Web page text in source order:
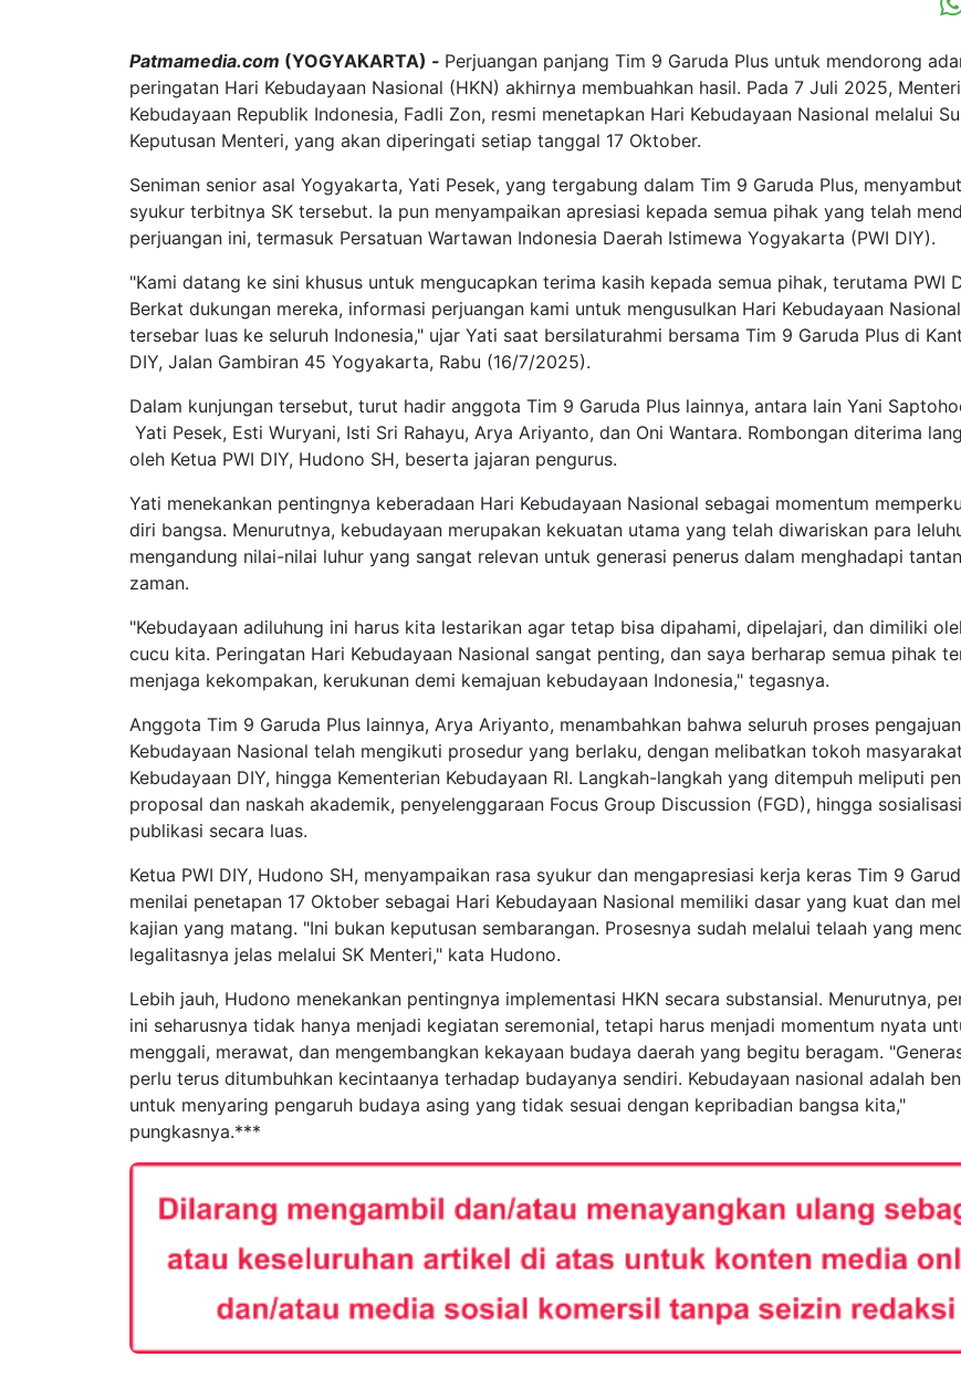
Patmamedia.com (YOGYAKARTA) - Perjuangan panjang Tim 9 Garuda Plus untuk mendorong
peringatan Hari Kebudayaan Nasional (HKN) akhirnya membuahkan hasil. Pada 7 Juli 2025, Menteri
Kebudayaan Republik Indonesia, Fadli Zon, resmi menetapkan Hari Kebudayaan Nasional melalui
Keputusan Menteri, yang akan diperingati setiap tanggal 17 Oktober.
Seniman senior asal Yogyakarta, Yati Pesek, yang tergabung dalam Tim 9 Garuda Plus,
syukur terbitnya SK tersebut. Ia pun menyampaikan apresiasi kepada semua pihak yang telah
perjuangan ini, termasuk Persatuan Wartawan Indonesia Daerah Istimewa Yogyakarta (PWI DIY).
"Kami datang ke sini khusus untuk mengucapkan terima kasih kepada semua pihak, terutama PWI
Berkat dukungan mereka, informasi perjuangan kami untuk mengusulkan Hari Kebudayaan
tersebar luas ke seluruh Indonesia," ujar Yati saat bersilaturahmi bersama Tim 9 Garuda Plus di
DIY, Jalan Gambiran 45 Yogyakarta, Rabu (16/7/2025).
Dalam kunjungan tersebut, turut hadir anggota Tim 9 Garuda Plus lainnya, antara lain Yani
Yati Pesek, Esti Wuryani, Isti Sri Rahayu, Arya Ariyanto, dan Oni Wantara. Rombongan diterima
oleh Ketua PWI DIY, Hudono SH, beserta jajaran pengurus.
Yati menekankan pentingnya keberadaan Hari Kebudayaan Nasional sebagai momentum
diri bangsa. Menurutnya, kebudayaan merupakan kekuatan utama yang telah diwariskan para
mengandung nilai-nilai luhur yang sangat relevan untuk generasi penerus dalam menghadapi
zaman.
"Kebudayaan adiluhung ini harus kita lestarikan agar tetap bisa dipahami, dipelajari, dan dimiliki
cucu kita. Peringatan Hari Kebudayaan Nasional sangat penting, dan saya berharap semua pihak
menjaga kekompakan, kerukunan demi kemajuan kebudayaan Indonesia," tegasnya.
Anggota Tim 9 Garuda Plus lainnya, Arya Ariyanto, menambahkan bahwa seluruh proses
Kebudayaan Nasional telah mengikuti prosedur yang berlaku, dengan melibatkan tokoh
Kebudayaan DIY, hingga Kementerian Kebudayaan RI. Langkah-langkah yang ditempuh meliputi
proposal dan naskah akademik, penyelenggaraan Focus Group Discussion (FGD), hingga
publikasi secara luas.
Ketua PWI DIY, Hudono SH, menyampaikan rasa syukur dan mengapresiasi kerja keras Tim 9
menilai penetapan 17 Oktober sebagai Hari Kebudayaan Nasional memiliki dasar yang kuat dan
kajian yang matang. "Ini bukan keputusan sembarangan. Prosesnya sudah melalui telaah yang
legalitasnya jelas melalui SK Menteri," kata Hudono.
Lebih jauh, Hudono menekankan pentingnya implementasi HKN secara substansial. Menurutnya,
ini seharusnya tidak hanya menjadi kegiatan seremonial, tetapi harus menjadi momentum nyata
menggali, merawat, dan mengembangkan kekayaan budaya daerah yang begitu beragam.
perlu terus ditumbuhkan kecintaanya terhadap budayanya sendiri. Kebudayaan nasional adalah
untuk menyaring pengaruh budaya asing yang tidak sesuai dengan kepribadian bangsa kita,"
pungkasnya.***